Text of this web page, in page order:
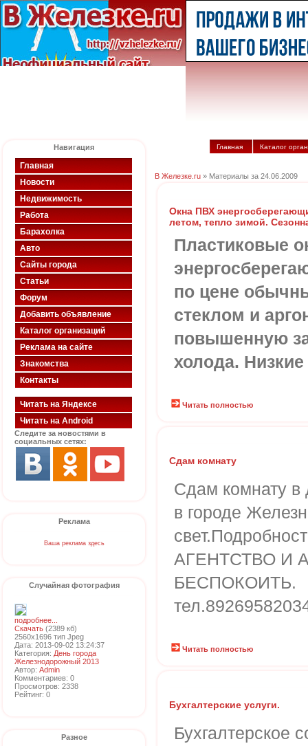
Навигация
Главная
Новости
Недвижимость
Работа
Барахолка
Авто
Сайты города
Статьи
Форум
Добавить объявление
Каталог организаций
Реклама на сайте
Знакомства
Контакты
Читать на Яндексе
Читать на Android
Следите за новостями в
социальных сетях:
Реклама
Ваша реклама здесь
Случайная фотография
подробнее...
Скачать (2389 кб)
2560x1696 тип Jpeg
Дата: 2013-09-02 13:24:37
Категория: День города
Железнодорожный 2013
Автор: Admin
Комментариев: 0
Просмотров: 2338
Рейтинг: 0
Разное
Главная Каталог
В Железке.ru » Материалы за 24.06.2009
Окна ПВХ
летом, тепло зимой.
Пластиковые
по цене
стеклом и
повышенную
холода.
Читать полностью
Сдам комнату
Сдам комнату в
в городе
АГЕНТСТВО И
БЕСПОКОИТЬ.
Читать полностью
Бухгалтерские услуги.
Бухгалтерское